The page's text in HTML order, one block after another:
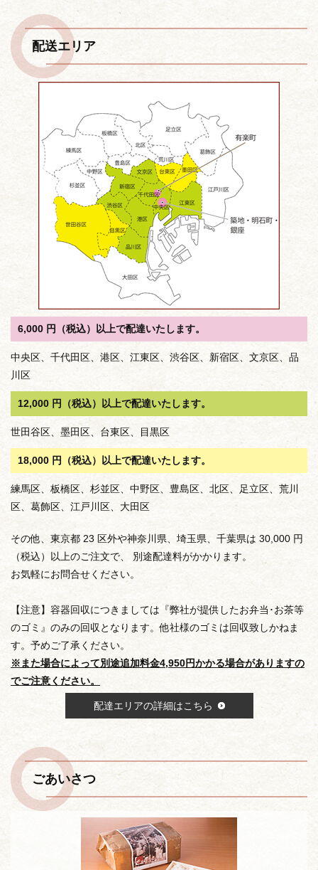
ナ
ビ
ゲ
ー
配送エリア
6,000 円（税込）以上で配達いたします。
中央区、千代田区、港区、江東区、渋谷区、新宿区、文京区、品
川区
12,000 円（税込）以上で配達いたします。
世田谷区、墨田区、台東区、目黒区
18,000 円（税込）以上で配達いたします。
練馬区、板橋区、杉並区、中野区、豊島区、北区、足立区、荒川
区、葛飾区、江戸川区、大田区
その他、東京都 23 区外や神奈川県、埼玉県、千葉県は 30,000 円
（税込）以上のご注文で、 別途配達料がかかります。
お気軽にお問合せください。
【注意】容器回収につきましては『弊社が提供したお弁当･お茶等
のゴミ』のみの回収となります。他社様のゴミは回収致しかねま
す。予めご了承ください。
※また場合によって別途追加料金4,950円かかる場合がありますの
でご注意ください。
配達エリアの詳細はこちら
ごあいさつ